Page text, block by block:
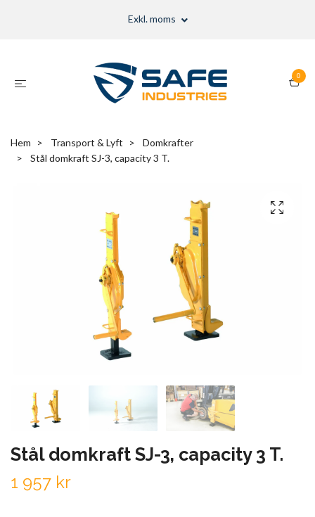
Exkl. moms
0
Hem Transport & Lyft
Domkrafter
Stål domkraft SJ-3, capacity 3 T.
Stål domkraft SJ-3, capacity 3 T.
1 957 kr